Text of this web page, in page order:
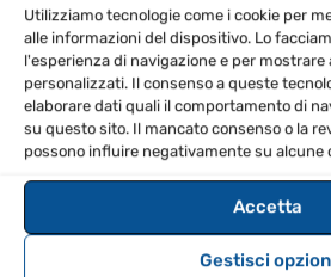
Utilizziamo tecnologie come i cookie per
alle informazioni del dispositivo. Lo
l'esperienza di navigazione e per mostrare
personalizzati. Il consenso a queste
elaborare dati quali il comportamento di
su questo sito. Il mancato consenso o la
possono influire negativamente su
Accetta
Gestisci
DSP incorporato con 4 modalità
Mixer integrato a 3 canali
SPECIFICHE TECNICHE
Potenza di uscita